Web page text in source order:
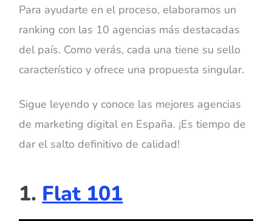
Para ayudarte en el proceso, elaboramos un
ranking con las 10 agencias más destacadas
del país. Como verás, cada una tiene su sello
característico y ofrece una propuesta singular.
Sigue leyendo y conoce las mejores agencias
de marketing digital en España. ¡Es tiempo de
dar el salto definitivo de calidad!
1. Flat 101